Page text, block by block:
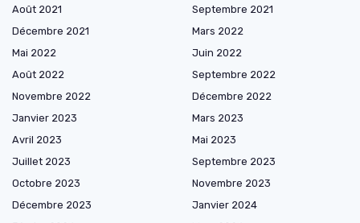
Août 2021
Septembre 2021
Décembre 2021
Mars 2022
Mai 2022
Juin 2022
Août 2022
Septembre 2022
Novembre 2022
Décembre 2022
Janvier 2023
Mars 2023
Avril 2023
Mai 2023
Juillet 2023
Septembre 2023
Octobre 2023
Novembre 2023
Décembre 2023
Janvier 2024